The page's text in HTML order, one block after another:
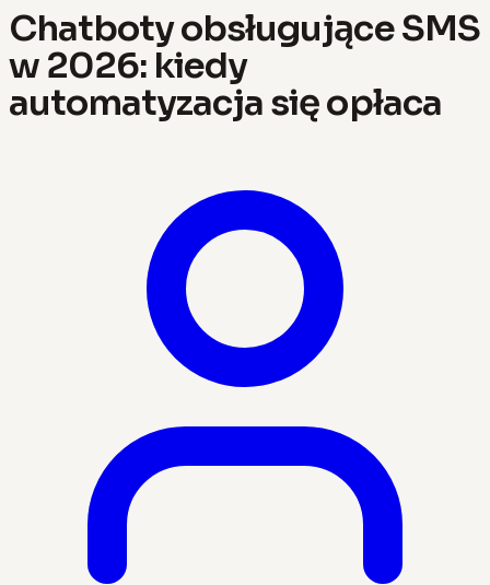
Chatboty obsługujące SMS
w 2026: kiedy
automatyzacja się opłaca